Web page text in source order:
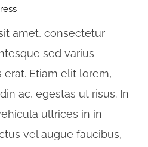
amet, consectetur
sed varius
Etiam elit lorem,
ac, egestas ut risus. In
ultrices in in
vel augue faucibus,